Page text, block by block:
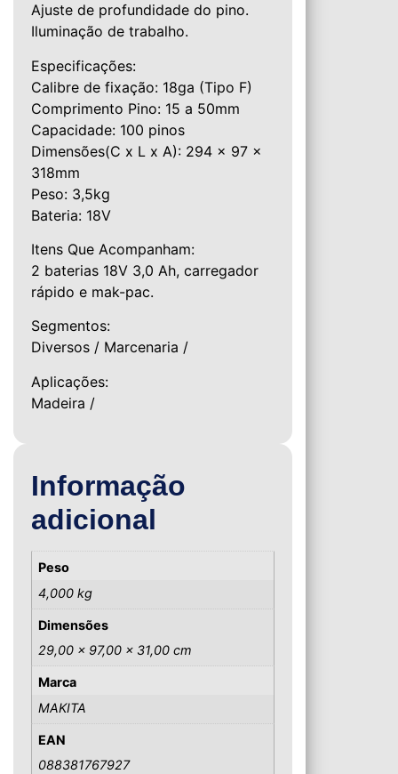
Ajuste de profundidade do pino.
Iluminação de trabalho.
Especificações:
Calibre de fixação: 18ga (Tipo F)
Comprimento Pino: 15 a 50mm
Capacidade: 100 pinos
Dimensões(C x L x A): 294 x 97 x
318mm
Peso: 3,5kg
Bateria: 18V
Itens Que Acompanham:
2 baterias 18V 3,0 Ah, carregador
rápido e mak-pac.
Segmentos:
Diversos / Marcenaria /
Aplicações:
Madeira /
Informação
adicional
Peso
4,000 kg
Dimensões
29,00 × 97,00 × 31,00 cm
Marca
MAKITA
EAN
088381767927